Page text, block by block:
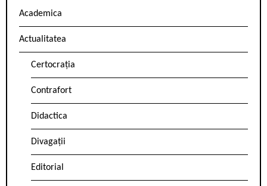
Academica
Actualitatea
Certocrația
Contrafort
Didactica
Divagații
Editorial